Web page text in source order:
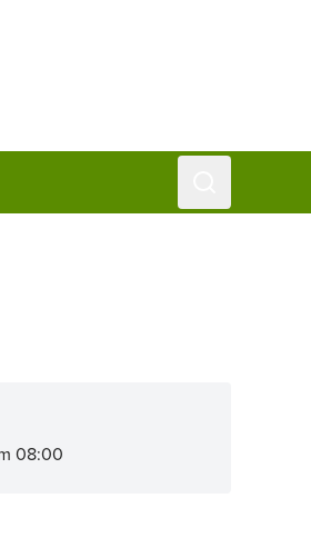
08:00